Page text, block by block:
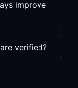
improve
verified?